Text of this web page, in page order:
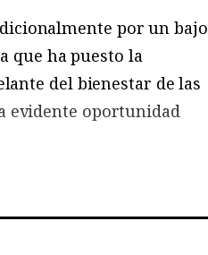
por un bajo
que ha puesto la
del bienestar de las
evidente oportunidad